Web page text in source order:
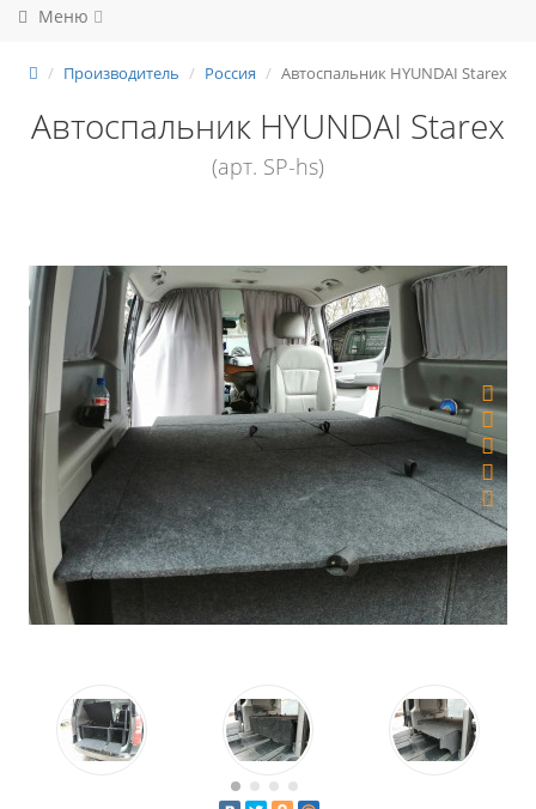
Меню
Производитель Россия Автоспальник HYUNDAI Starex
Автоспальник HYUNDAI Starex
(арт. SP-hs)